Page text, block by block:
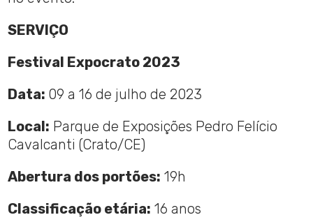
SERVIÇO
Festival Expocrato 2023
Data: 09 a 16 de julho de 2023
Local: Parque de Exposições Pedro Felício
Cavalcanti (Crato/CE)
Abertura dos portões: 19h
Classificação etária: 16 anos